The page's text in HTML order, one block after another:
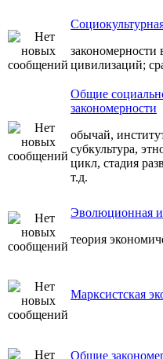
закономерности
цивилизаций;
Общие
закономерности
обычай,
субкультура,
цикл, стадия
т.д.
Эволюционная и
теория
Марксистская
Общие